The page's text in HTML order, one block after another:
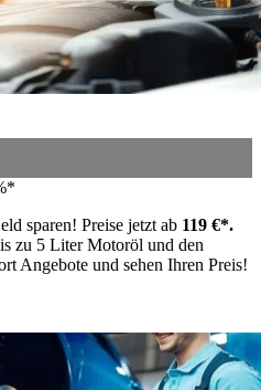
sparen! Preise jetzt ab 119 €*.
zu 5 Liter Motoröl und den
Angebote und sehen Ihren Preis!